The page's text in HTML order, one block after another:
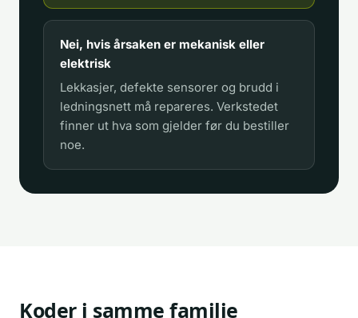
Nei, hvis årsaken er mekanisk eller
elektrisk
Lekkasjer, defekte sensorer og brudd i
ledningsnett må repareres. Verkstedet
finner ut hva som gjelder før du bestiller
noe.
Koder i samme familie